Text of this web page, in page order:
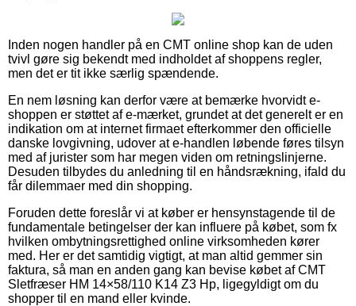
Inden nogen handler på en CMT online shop kan de uden
tvivl gøre sig bekendt med indholdet af shoppens regler,
men det er tit ikke særlig spændende.
En nem løsning kan derfor være at bemærke hvorvidt e-
shoppen er støttet af e-mærket, grundet at det generelt er en
indikation om at internet firmaet efterkommer den officielle
danske lovgivning, udover at e-handlen løbende føres tilsyn
med af jurister som har megen viden om retningslinjerne.
Desuden tilbydes du anledning til en håndsrækning, ifald du
får dilemmaer med din shopping.
Foruden dette foreslår vi at køber er hensynstagende til de
fundamentale betingelser der kan influere på købet, som fx
hvilken ombytningsrettighed online virksomheden kører
med. Her er det samtidig vigtigt, at man altid gemmer sin
faktura, så man en anden gang kan bevise købet af CMT
Sletfræser HM 14×58/110 K14 Z3 Hp, ligegyldigt om du
shopper til en mand eller kvinde.